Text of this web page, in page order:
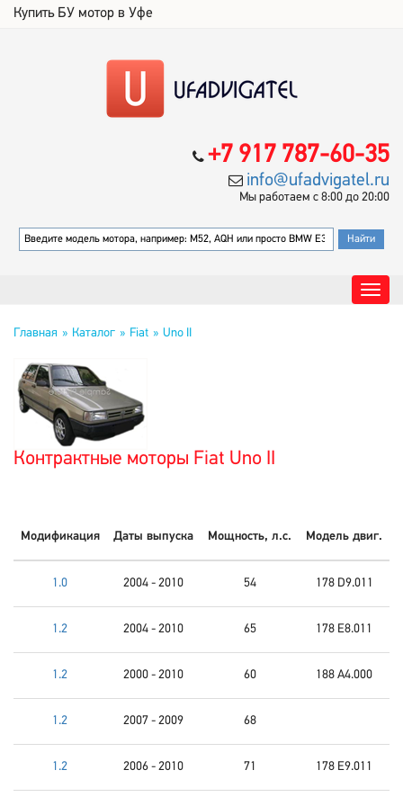
Купить БУ мотор в Уфе
+7 917 787-60-35
info@ufadvigatel.ru
Мы работаем с 8:00 до 20:00
Главная Каталог Fiat Uno II
Контрактные моторы Fiat Uno II
Модификация Даты выпуска Мощность, л.с. Модель двиг.
1.0 2004 - 2010 54 178 D9.011
1.2 2004 - 2010 65 178 E8.011
1.2 2000 - 2010 60 188 A4.000
1.2 2007 - 2009 68
1.2 2006 - 2010 71 178 E9.011